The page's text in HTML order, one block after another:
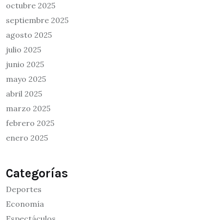
octubre 2025
septiembre 2025
agosto 2025
julio 2025
junio 2025
mayo 2025
abril 2025
marzo 2025
febrero 2025
enero 2025
Categorías
Deportes
Economía